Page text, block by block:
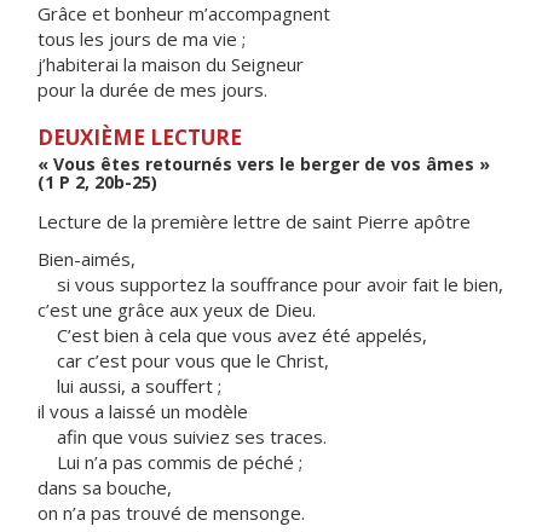
Grâce et bonheur m’accompagnent
tous les jours de ma vie ;
j’habiterai la maison du Seigneur
pour la durée de mes jours.
DEUXIÈME LECTURE
« Vous êtes retournés vers le berger de vos âmes »
(1 P 2, 20b-25)
Lecture de la première lettre de saint Pierre apôtre
Bien-aimés,
si vous supportez la souffrance pour avoir fait le bien,
c’est une grâce aux yeux de Dieu.
C’est bien à cela que vous avez été appelés,
car c’est pour vous que le Christ,
lui aussi, a souffert ;
il vous a laissé un modèle
afin que vous suiviez ses traces.
Lui n’a pas commis de péché ;
dans sa bouche,
on n’a pas trouvé de mensonge.